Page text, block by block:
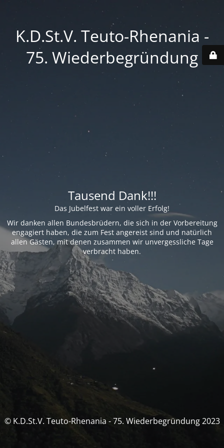
K.D.St.V. Teuto-Rhenania -
75. Wiederbegründung
Tausend Dank!!!
Das Jubelfest war ein voller Erfolg!
Wir danken allen Bundesbrüdern, die sich in der Vorbereitung
engagiert haben, die zum Fest angereist sind und natürlich
allen Gästen, mit denen zusammen wir unvergessliche Tage
verbracht haben.
© K.D.St.V. Teuto-Rhenania - 75. Wiederbegründung 2023